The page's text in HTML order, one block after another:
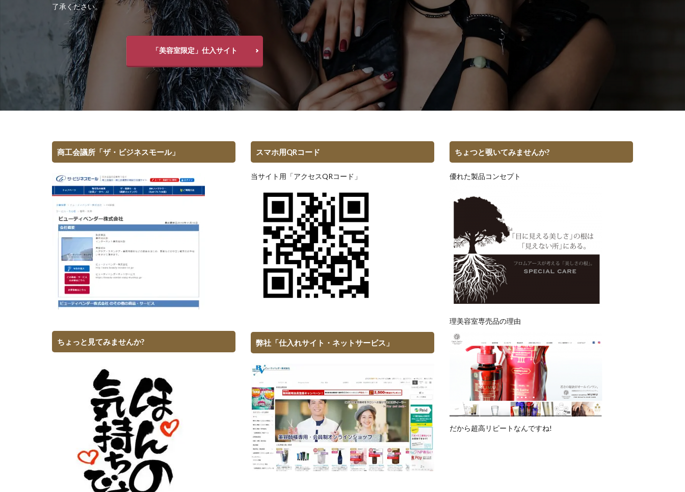
了承ください。
「美容室限定」仕入サイト
商工会議所「ザ・ビジネスモール」
ちょっと見てみませんか?
スマホ用QRコード
当サイト用「アクセスQRコード」
弊社「仕入れサイト・ネットサービス」
ちょつと覗いてみませんか?
優れた製品コンセプト
理美容室専売品の理由
だから超高リピートなんですね!